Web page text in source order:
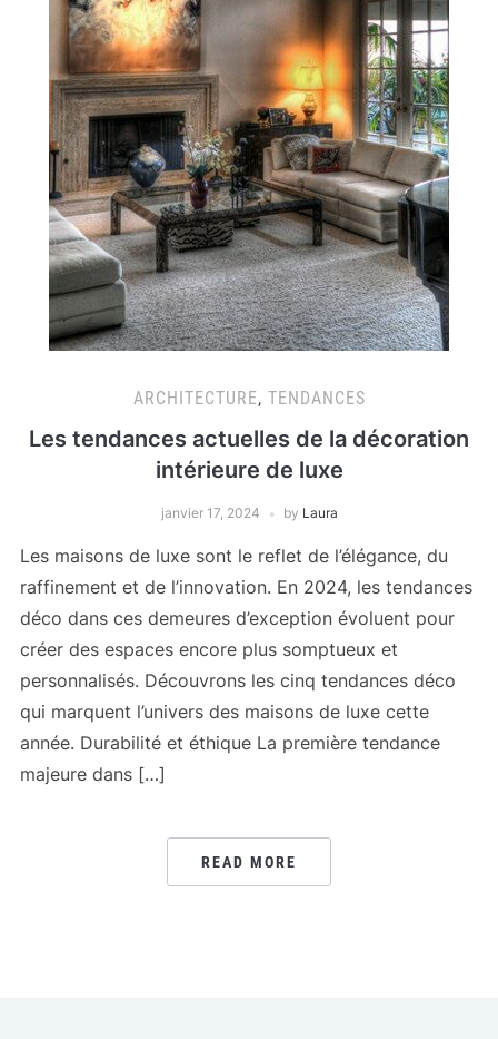
ARCHITECTURE, TENDANCES
Les tendances actuelles de la décoration
intérieure de luxe
janvier 17, 2024 by Laura
Les maisons de luxe sont le reflet de l’élégance, du
raffinement et de l’innovation. En 2024, les tendances
déco dans ces demeures d’exception évoluent pour
créer des espaces encore plus somptueux et
personnalisés. Découvrons les cinq tendances déco
qui marquent l’univers des maisons de luxe cette
année. Durabilité et éthique La première tendance
majeure dans […]
READ MORE